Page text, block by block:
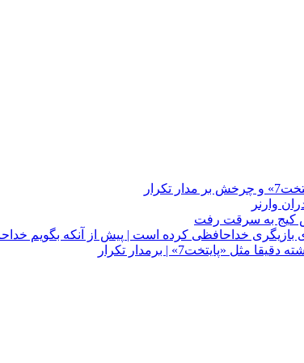
بازیگری خداحافظی کرده است | پیش از آنکه بگویم
| برمدار تکرار